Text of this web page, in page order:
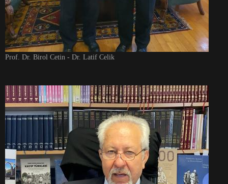
Prof. Dr. Birol Cetin - Dr. Latif Celik